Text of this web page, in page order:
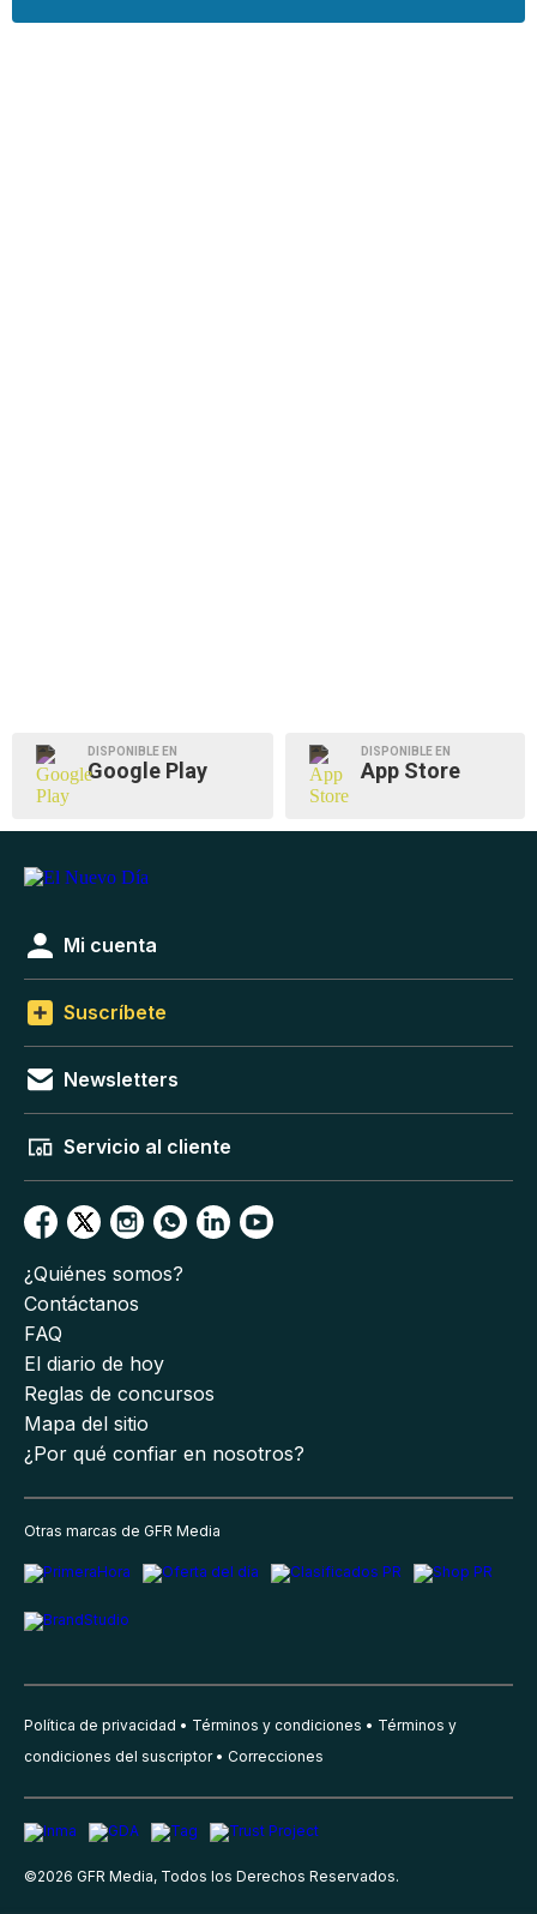
DISPONIBLE EN
Google Play
DISPONIBLE EN
App Store
Mi cuenta
Suscríbete
Newsletters
Servicio al cliente
¿Quiénes somos?
Contáctanos
FAQ
El diario de hoy
Reglas de concursos
Mapa del sitio
¿Por qué confiar en nosotros?
Otras marcas de GFR Media
Política de privacidad Términos y condiciones
Términos y
condiciones del suscriptor
Correcciones
©2026 GFR Media, Todos los Derechos Reservados.